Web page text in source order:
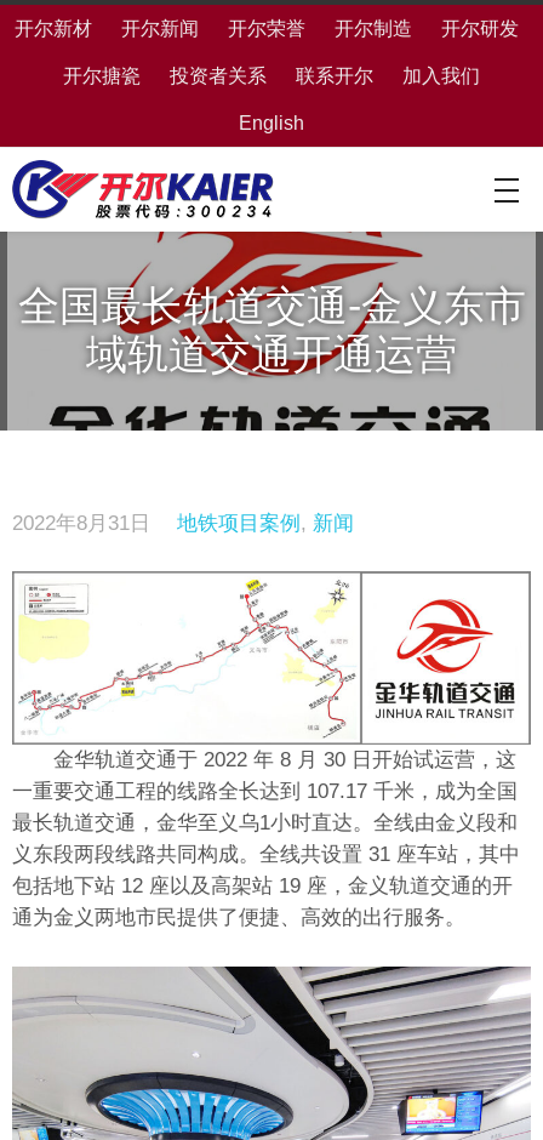
开尔新材 开尔新闻 开尔荣誉 开尔制造 开尔研发
开尔搪瓷 投资者关系 联系开尔 加入我们
English
全国最长轨道交通-金义东市
域轨道交通开通运营
2022年8月31日 地铁项目案例 , 新闻
金华轨道交通于 2022 年 8 月 30 日开始试运营，这
一重要交通工程的线路全长达到 107.17 千米，成为全国
最长轨道交通，金华至义乌1小时直达。全线由金义段和
义东段两段线路共同构成。全线共设置 31 座车站，其中
包括地下站 12 座以及高架站 19 座，金义轨道交通的开
通为金义两地市民提供了便捷、高效的出行服务。